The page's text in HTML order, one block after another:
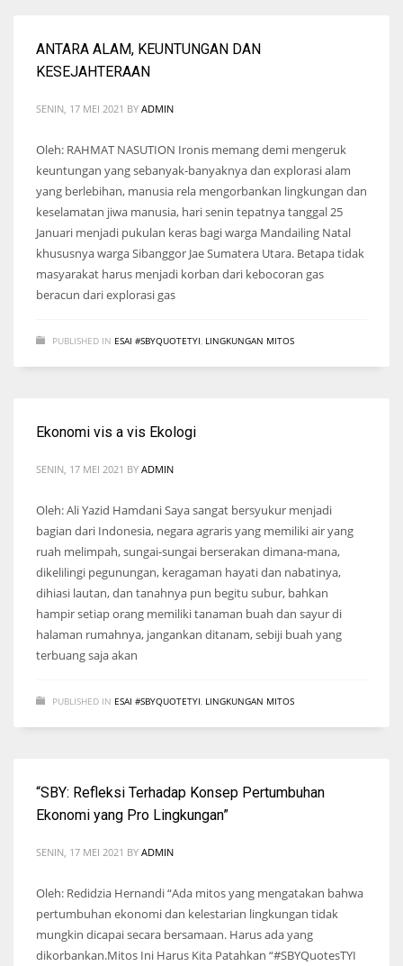
ANTARA ALAM, KEUNTUNGAN DAN
KESEJAHTERAAN
SENIN, 17 MEI 2021 BY ADMIN
Oleh: RAHMAT NASUTION Ironis memang demi mengeruk
keuntungan yang sebanyak-banyaknya dan explorasi alam
yang berlebihan, manusia rela mengorbankan lingkungan dan
keselamatan jiwa manusia, hari senin tepatnya tanggal 25
Januari menjadi pukulan keras bagi warga Mandailing Natal
khususnya warga Sibanggor Jae Sumatera Utara. Betapa tidak
masyarakat harus menjadi korban dari kebocoran gas
beracun dari explorasi gas
PUBLISHED IN ESAI #SBYQUOTETYI LINGKUNGAN MITOS
Ekonomi vis a vis Ekologi
SENIN, 17 MEI 2021 BY ADMIN
Oleh: Ali Yazid Hamdani Saya sangat bersyukur menjadi
bagian dari Indonesia, negara agraris yang memiliki air yang
ruah melimpah, sungai-sungai berserakan dimana-mana,
dikelilingi pegunungan, keragaman hayati dan nabatinya,
dihiasi lautan, dan tanahnya pun begitu subur, bahkan
hampir setiap orang memiliki tanaman buah dan sayur di
halaman rumahnya, jangankan ditanam, sebiji buah yang
terbuang saja akan
PUBLISHED IN ESAI #SBYQUOTETYI LINGKUNGAN MITOS
“SBY: Refleksi Terhadap Konsep Pertumbuhan
Ekonomi yang Pro Lingkungan”
SENIN, 17 MEI 2021 BY ADMIN
Oleh: Redidzia Hernandi “Ada mitos yang mengatakan bahwa
pertumbuhan ekonomi dan kelestarian lingkungan tidak
mungkin dicapai secara bersamaan. Harus ada yang
dikorbankan.Mitos Ini Harus Kita Patahkan “#SBYQuotesTYI